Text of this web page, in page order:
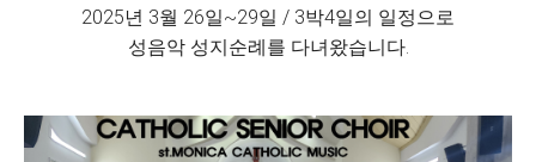
2025년 3월 26일~29일 / 3박4일의 일정으로
성음악 성지순례를 다녀왔습니다.